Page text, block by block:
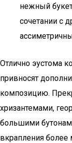
нежный
сочетании с
Отлично эустома
привносят
композицию.
хризантемами,
большими
вкрапления более